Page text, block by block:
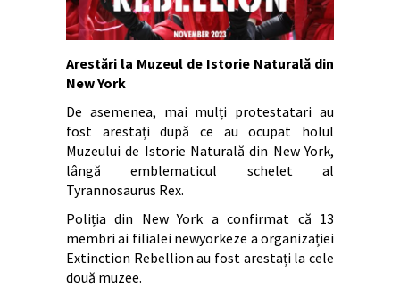
Arestări la Muzeul de Istorie Naturală din
New York
De asemenea, mai mulți protestatari au
fost arestați după ce au ocupat holul
Muzeului de Istorie Naturală din New York,
lângă emblematicul schelet al
Tyrannosaurus Rex.
Poliția din New York a confirmat că 13
membri ai filialei newyorkeze a organizației
Extinction Rebellion au fost arestați la cele
două muzee.